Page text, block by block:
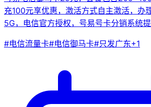
充100元享优惠，激活方式自主激活，办
5G，电信官方授权，号易号卡分销系统提
#电信流量卡#电信御马卡#只发广东+1